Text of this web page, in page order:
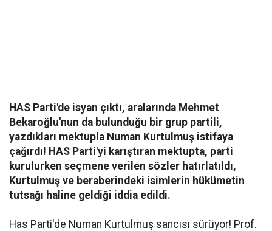
HAS Parti'de isyan çıktı, aralarında Mehmet
Bekaroğlu'nun da bulunduğu bir grup partili,
yazdıkları mektupla Numan Kurtulmuş istifaya
çağırdı! HAS Parti'yi karıştıran mektupta, parti
kurulurken seçmene verilen sözler hatırlatıldı,
Kurtulmuş ve beraberindeki isimlerin hükümetin
tutsağı haline geldiği iddia edildi.
Has Parti'de Numan Kurtulmuş sancısı sürüyor! Prof.